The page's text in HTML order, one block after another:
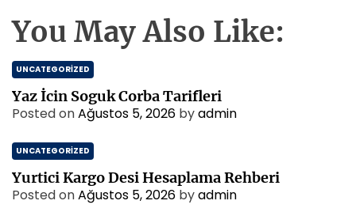
You May Also Like:
UNCATEGORIZED
Yaz İcin Soguk Corba Tarifleri
Posted onAğustos 5, 2026 byadmin
UNCATEGORIZED
Yurtici Kargo Desi Hesaplama Rehberi
Posted onAğustos 5, 2026 byadmin